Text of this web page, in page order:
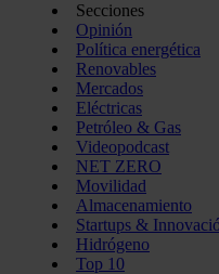
Secciones
Opinión
Política energética
Renovables
Mercados
Eléctricas
Petróleo & Gas
Videopodcast
NET ZERO
Movilidad
Almacenamiento
Startups &
Hidrógeno
Top 10